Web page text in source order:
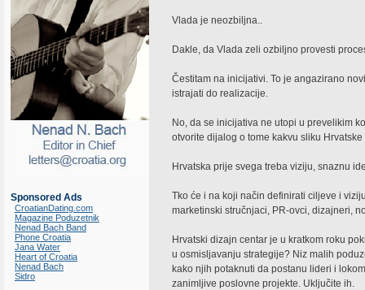
Sponsored Ads
CroatianDating.com
Magazine Poduzetnik
Nenad Bach Band
Phone Croatia
Jana Water
Heart of Croatia
Nenad Bach
Sidro
Vlada je neozbiljna..
Dakle, da Vlada zeli ozbiljno provesti
Čestitam na inicijativi. To je angazirano
istrajati do realizacije.
No, da se inicijativa ne utopi u prevelikim
otvorite dijalog o tome kakvu sliku
Hrvatska prije svega treba viziju, snaznu
Tko će i na koji način definirati ciljeve i
marketinski stručnjaci, PR-ovci, dizajneri,
Hrvatski dizajn centar je u kratkom roku
u osmisljavanju strategije? Niz malih
kako njih potaknuti da postanu lideri i
zanimljive poslovne projekte. Uključite ih.